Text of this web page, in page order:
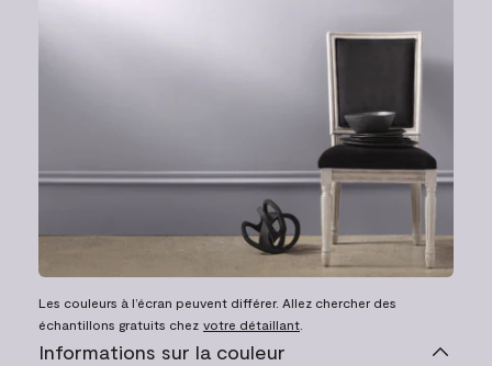
Les couleurs à l’écran peuvent différer. Allez chercher des
échantillons gratuits chez votre détaillant
Informations sur la couleur